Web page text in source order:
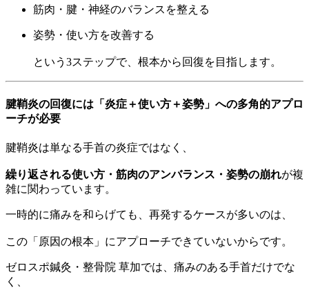
筋肉・腱・神経のバランスを整える
姿勢・使い方を改善する
という3ステップで、根本から回復を目指します。
腱鞘炎の回復には「炎症＋使い方＋姿勢」への多角的アプロ
ーチが必要
腱鞘炎は単なる手首の炎症ではなく、
繰り返される使い方・筋肉のアンバランス・姿勢の崩れが複
雑に関わっています。
一時的に痛みを和らげても、再発するケースが多いのは、
この「原因の根本」にアプローチできていないからです。
ゼロスポ鍼灸・整骨院 草加では、痛みのある手首だけでな
く、